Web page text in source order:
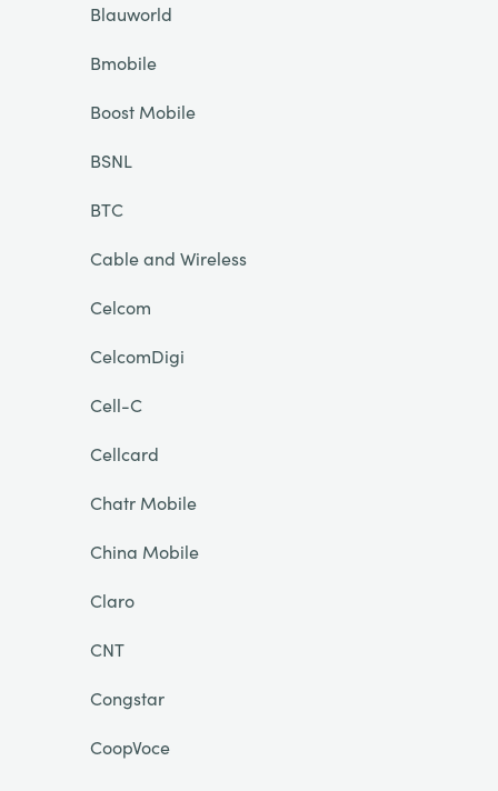
Blauworld
Bmobile
Boost Mobile
BSNL
BTC
Cable and Wireless
Celcom
CelcomDigi
Cell-C
Cellcard
Chatr Mobile
China Mobile
Claro
CNT
Congstar
CoopVoce